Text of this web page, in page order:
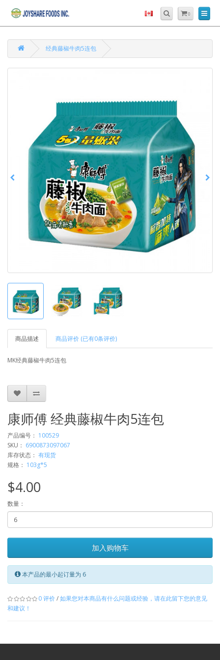
0
经典藤椒牛肉5连包
商品描述 商品评价 (已有0条评价)
MK经典藤椒牛肉5连包
康师傅 经典藤椒牛肉5连包
产品编号： 100529
SKU： 6900873097067
库存状态： 有现货
规格： 103g*5
$4.00
数量：
加入购物车
本产品的最小起订量为 6
0 评价/如果您对本商品有什么问题或经验，请在此留下您的意见
和建议！